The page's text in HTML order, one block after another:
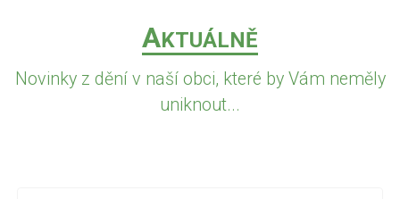
AKTUÁLNĚ
Novinky z dění v naší obci, které by Vám neměly
uniknout...